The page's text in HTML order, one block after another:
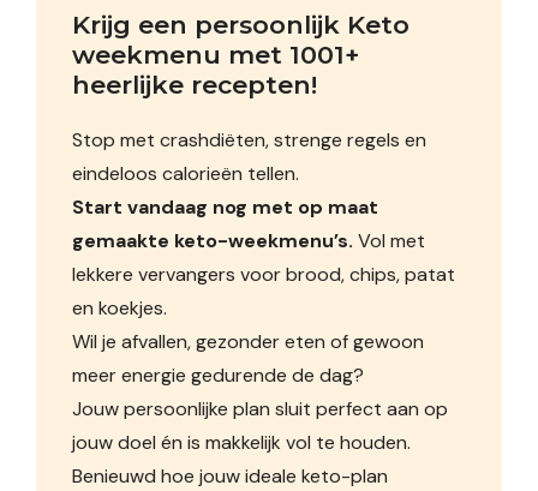
Krijg een persoonlijk Keto
weekmenu met 1001+
heerlijke recepten!
Stop met crashdiëten, strenge regels en
eindeloos calorieën tellen.
Start vandaag nog met op maat
gemaakte keto-weekmenu’s. Vol met
lekkere vervangers voor brood, chips, patat
en koekjes.
Wil je afvallen, gezonder eten of gewoon
meer energie gedurende de dag?
Jouw persoonlijke plan sluit perfect aan op
jouw doel én is makkelijk vol te houden.
Benieuwd hoe jouw ideale keto-plan